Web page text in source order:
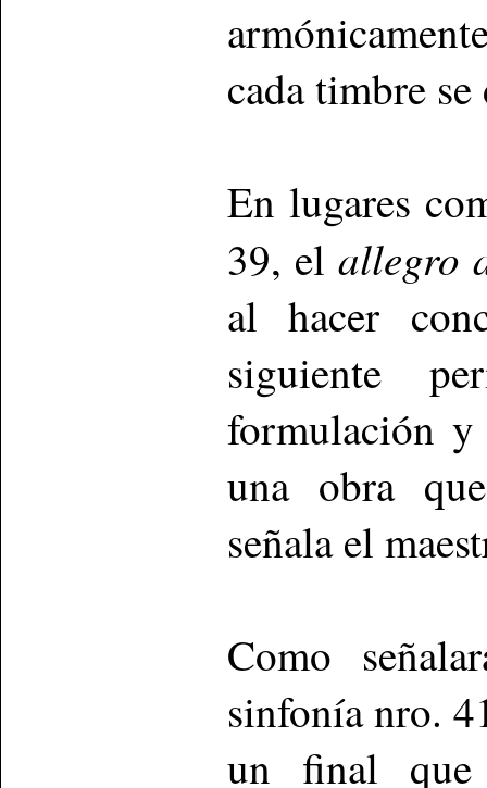
cada timbre se
En lugares
39, el allegro
al hacer
siguiente
formulación y
una obra
señala el
Como
sinfonía nro.
un final que